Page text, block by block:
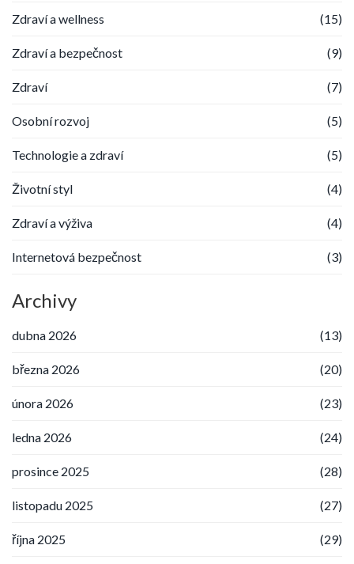
Zdraví a wellness (15)
Zdraví a bezpečnost (9)
Zdraví (7)
Osobní rozvoj (5)
Technologie a zdraví (5)
Životní styl (4)
Zdraví a výživa (4)
Internetová bezpečnost (3)
Archivy
dubna 2026 (13)
března 2026 (20)
února 2026 (23)
ledna 2026 (24)
prosince 2025 (28)
listopadu 2025 (27)
října 2025 (29)